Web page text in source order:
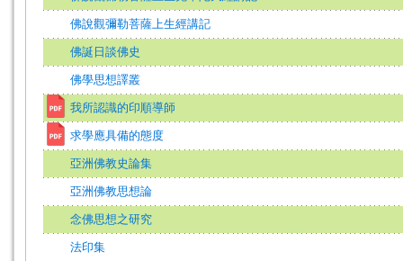
佛說觀彌勒菩薩上生經講記
佛誕日談佛史
佛學思想譯叢
我所認識的印順導師
求學應具備的態度
亞洲佛教史論集
亞洲佛教思想論
念佛思想之研究
法印集